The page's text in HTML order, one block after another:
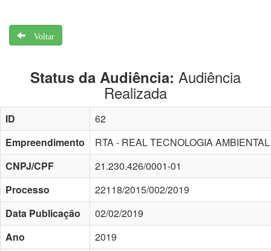
Voltar
Status da Audiência: Audiência
Realizada
ID
62
Empreendimento
RTA - REAL TECNOLOGIA
CNPJ/CPF
21.230.426/0001-01
Processo
22118/2015/002/2019
Data Publicação
02/02/2019
Ano
2019